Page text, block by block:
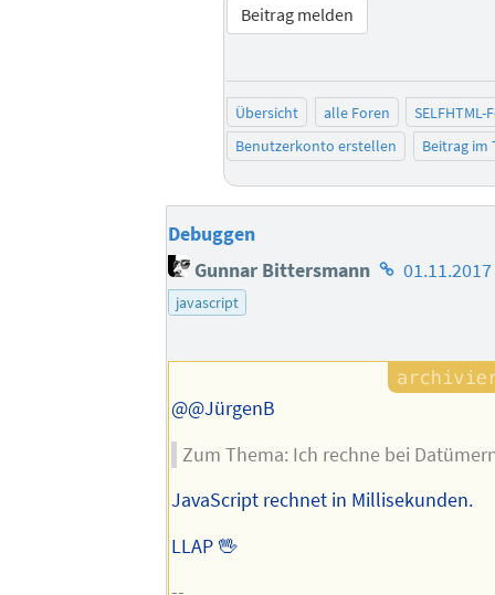
Beitrag melden
Übersicht alle Foren
SELFHTML-
Benutzerkonto erstellen
Beitrag im
Debuggen
Gunnar Bittersmann Homepage
javascript
@@JürgenB
Zum Thema: Ich rechne bei
JavaScript rechnet in Millisekunden.
LLAP 🖖